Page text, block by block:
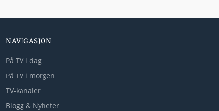
NAVIGASJON
På TV i dag
På TV i morgen
TV-kanaler
Blogg & Nyheter